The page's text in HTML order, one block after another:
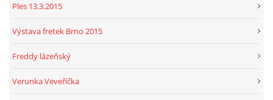
Ples 13.3.2015
Výstava fretek Brno 2015
Freddy lázeňský
Verunka Veveřička